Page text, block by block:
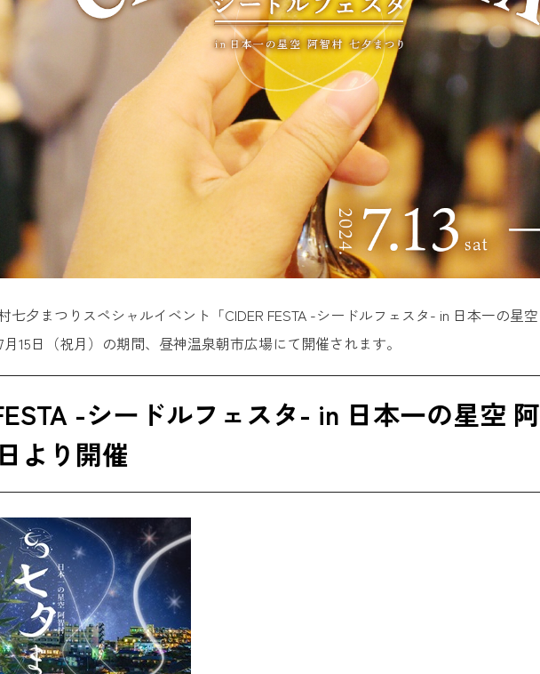
七夕まつりスペシャルイベント「CIDER FESTA -シードルフェスタ- in 日本一の星
15日（祝月）の期間、昼神温泉朝市広場にて開催されます。
-シードルフェスタ- in 日本一の星空
より開催